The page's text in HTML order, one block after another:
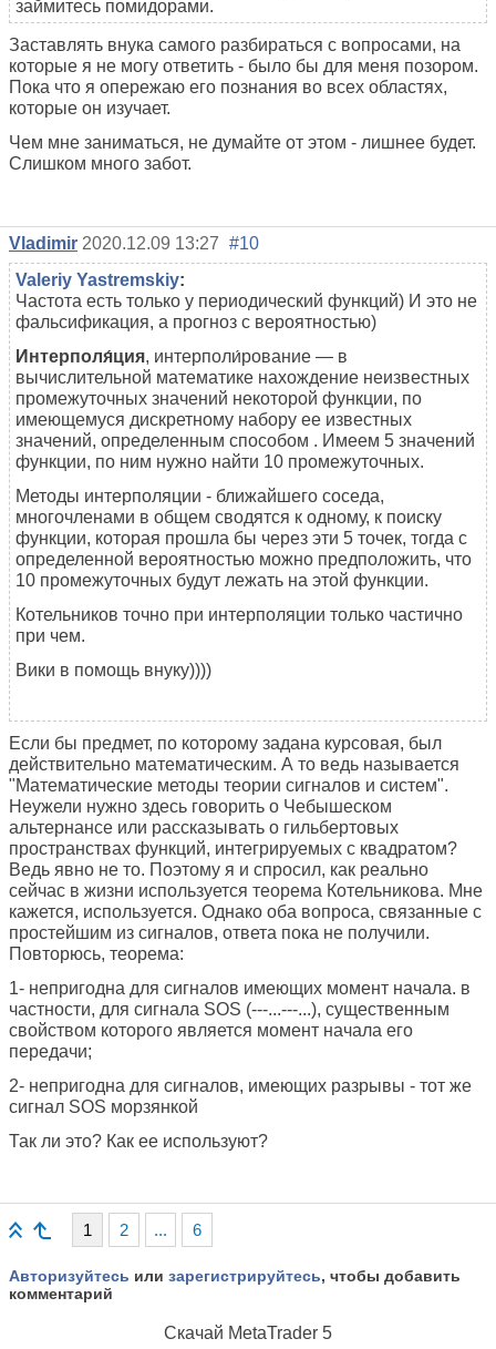
займитесь помидорами.
Заставлять внука самого разбираться с вопросами, на
которые я не могу ответить - было бы для меня позором.
Пока что я опережаю его познания во всех областях,
которые он изучает.
Чем мне заниматься, не думайте от этом - лишнее будет.
Слишком много забот.
Vladimir 2020.12.09 13:27 #10
Valeriy Yastremskiy:
Частота есть только у периодический функций) И это не
фальсификация, а прогноз с вероятностью)
Интерполя́ция, интерполи́рование — в
вычислительной математике нахождение неизвестных
промежуточных значений некоторой функции, по
имеющемуся дискретному набору ее известных
значений, определенным способом . Имеем 5 значений
функции, по ним нужно найти 10 промежуточных.
Методы интерполяции - ближайшего соседа,
многочленами в общем сводятся к одному, к поиску
функции, которая прошла бы через эти 5 точек, тогда с
определенной вероятностью можно предположить, что
10 промежуточных будут лежать на этой функции.
Котельников точно при интерполяции только частично
при чем.
Вики в помощь внуку))))
Если бы предмет, по которому задана курсовая, был
действительно математическим. А то ведь называется
"Математические методы теории сигналов и систем".
Неужели нужно здесь говорить о Чебышеском
альтернансе или рассказывать о гильбертовых
пространствах функций, интегрируемых с квадратом?
Ведь явно не то. Поэтому я и спросил, как реально
сейчас в жизни используется теорема Котельникова. Мне
кажется, используется. Однако оба вопроса, связанные с
простейшим из сигналов, ответа пока не получили.
Повторюсь, теорема:
1- непригодна для сигналов имеющих момент начала. в
частности, для сигнала SOS (---...---...), существенным
свойством которого является момент начала его
передачи;
2- непригодна для сигналов, имеющих разрывы - тот же
сигнал SOS морзянкой
Так ли это? Как ее используют?
1 2 ... 6
Авторизуйтесь или зарегистрируйтесь, чтобы добавить
комментарий
Скачай MetaTrader 5